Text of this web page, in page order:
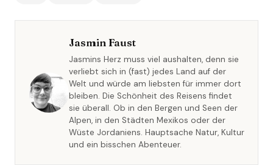
Jasmin Faust
Jasmins Herz muss viel aushalten, denn sie
verliebt sich in (fast) jedes Land auf der
Welt und würde am liebsten für immer dort
bleiben. Die Schönheit des Reisens findet
sie überall. Ob in den Bergen und Seen der
Alpen, in den Städten Mexikos oder der
Wüste Jordaniens. Hauptsache Natur, Kultur
und ein bisschen Abenteuer.